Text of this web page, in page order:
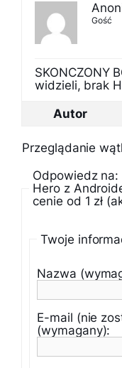
Gość
SKONCZONY
widzieli, brak
Autor
Przeglądanie
Odpowiedz
Hero z
cenie od 1 zł
Twoje
Nazwa
E-mail (nie
(wymagany):